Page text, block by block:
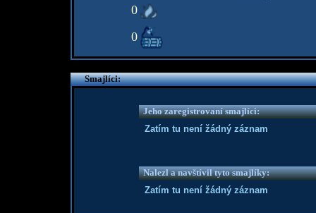
0
0
Smajlíci:
Jeho zaregistrovaní smajlíci:
Zatím tu není žádný záznam
Nalezl a navštívil tyto smajlíky:
Zatím tu není žádný záznam